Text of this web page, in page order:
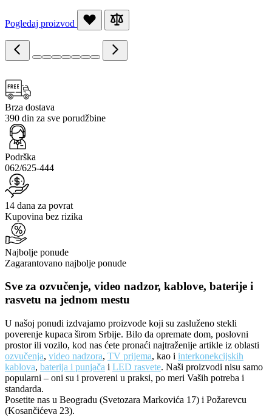
Pogledaj proizvod
Brza dostava
390 din za sve porudžbine
Podrška
062/625-444
14 dana za povrat
Kupovina bez rizika
Najbolje ponude
Zagarantovano najbolje ponude
Sve za ozvučenje, video nadzor, kablove, baterije i
rasvetu na jednom mestu
U našoj ponudi izdvajamo proizvode koji su zasluženo stekli
poverenje kupaca širom Srbije. Bilo da opremate dom, poslovni
prostor ili vozilo, kod nas ćete pronaći najtraženije artikle iz oblasti
ozvučenja, video nadzora, TV prijema, kao i interkonekcijskih
kablova, baterija i punjača i LED rasvete. Naši proizvodi nisu samo
popularni – oni su i provereni u praksi, po meri Vaših potreba i
standarda.
Posetite nas u Beogradu (Svetozara Markovića 17) i Požarevcu
(Kosančićeva 23).